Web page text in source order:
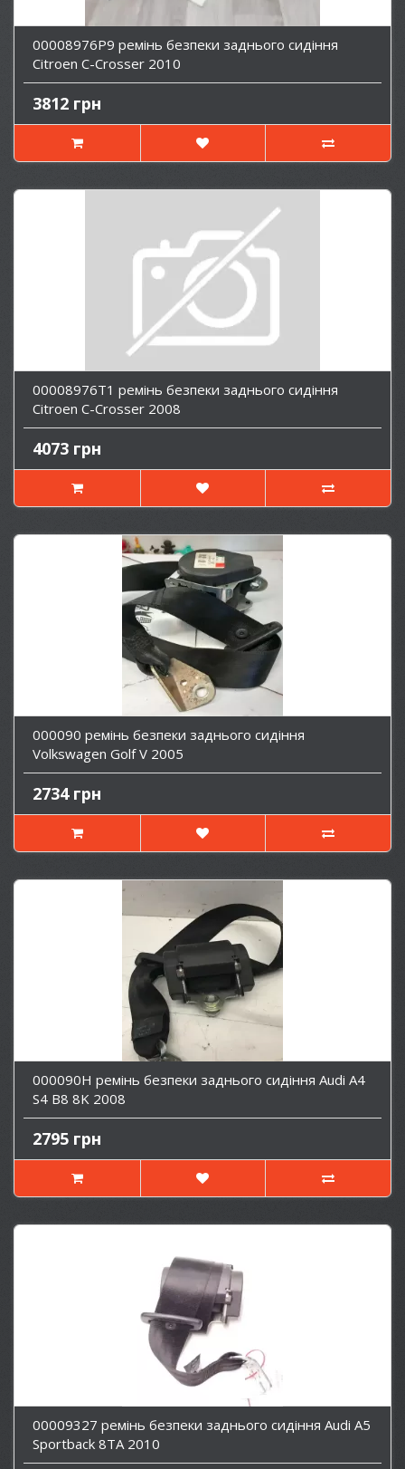
00008976P9 ремінь безпеки заднього сидіння
Citroen C-Crosser 2010
3812 грн
00008976T1 ремінь безпеки заднього сидіння
Citroen C-Crosser 2008
4073 грн
000090 ремінь безпеки заднього сидіння
Volkswagen Golf V 2005
2734 грн
000090H ремінь безпеки заднього сидіння Audi A4
S4 B8 8K 2008
2795 грн
00009327 ремінь безпеки заднього сидіння Audi A5
Sportback 8TA 2010